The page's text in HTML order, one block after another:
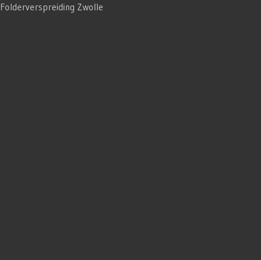
Folderverspreiding Zwolle